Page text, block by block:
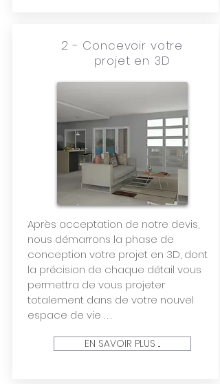
2 - Concevoir votre
projet en 3D
Après acceptation de notre devis,
nous démarrons la phase de
conception votre projet en 3D, dont
la précision de chaque détail vous
permettra de vous projeter
totalement dans de votre nouvel
espace de vie . . .
EN SAVOIR PLUS ...